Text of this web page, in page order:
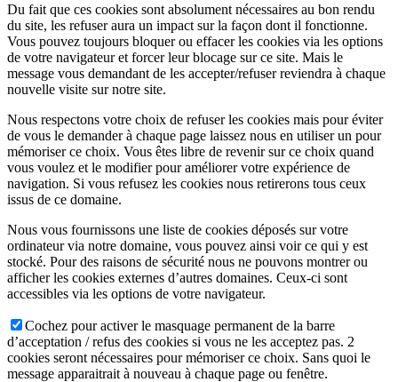
Du fait que ces cookies sont absolument nécessaires au bon rendu
du site, les refuser aura un impact sur la façon dont il fonctionne.
Vous pouvez toujours bloquer ou effacer les cookies via les options
de votre navigateur et forcer leur blocage sur ce site. Mais le
message vous demandant de les accepter/refuser reviendra à chaque
nouvelle visite sur notre site.
Nous respectons votre choix de refuser les cookies mais pour éviter
de vous le demander à chaque page laissez nous en utiliser un pour
mémoriser ce choix. Vous êtes libre de revenir sur ce choix quand
vous voulez et le modifier pour améliorer votre expérience de
navigation. Si vous refusez les cookies nous retirerons tous ceux
issus de ce domaine.
Nous vous fournissons une liste de cookies déposés sur votre
ordinateur via notre domaine, vous pouvez ainsi voir ce qui y est
stocké. Pour des raisons de sécurité nous ne pouvons montrer ou
afficher les cookies externes d’autres domaines. Ceux-ci sont
accessibles via les options de votre navigateur.
Cochez pour activer le masquage permanent de la barre
d’acceptation / refus des cookies si vous ne les acceptez pas. 2
cookies seront nécessaires pour mémoriser ce choix. Sans quoi le
message apparaitrait à nouveau à chaque page ou fenêtre.